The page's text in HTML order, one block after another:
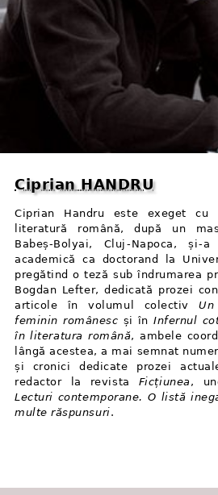
Ciprian HANDRU
Ciprian Handru este exeget cu
literatură română, după un
Babeș-Bolyai, Cluj⁠-⁠Napoca, și⁠-⁠
academică ca doctorand la
pregătind o teză sub îndrumarea
Bogdan Lefter, dedicată prozei
articole în volumul colectiv
feminin românesc și înInfernul
în literatura română, ambele
lângă acestea, a mai semnat
și cronici dedicate prozei
redactor la revista Ficțiunea ,
Lecturi contemporane. O listă
multe răspunsuri.